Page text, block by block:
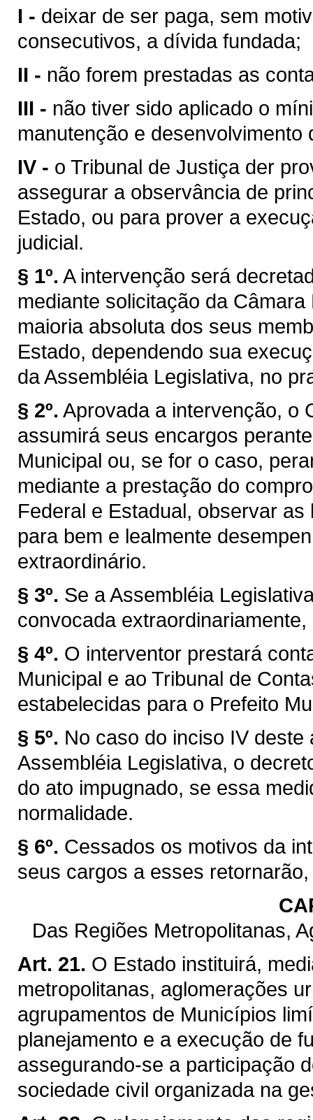
I - deixar de ser paga, sem
consecutivos, a dívida fundada;
II - não forem prestadas as
III - não tiver sido aplicado o
manutenção e desenvolvimento
IV - o Tribunal de Justiça der
assegurar a observância de
Estado, ou para prover a
judicial.
§ 1º. A intervenção será
mediante solicitação da
maioria absoluta dos seus
Estado, dependendo sua
da Assembléia Legislativa, no
§ 2º. Aprovada a intervenção, o
assumirá seus encargos
Municipal ou, se for o caso,
mediante a prestação do
Federal e Estadual, observar
para bem e lealmente
extraordinário.
§ 3º. Se a Assembléia
convocada
§ 4º. O interventor prestará
Municipal e ao Tribunal de
estabelecidas para o Prefeito
§ 5º. No caso do inciso IV
Assembléia Legislativa, o
do ato impugnado, se essa
normalidade.
§ 6º. Cessados os motivos da
seus cargos a esses
Das Regiões Metropolitanas,
Art. 21. O Estado instituirá,
metropolitanas, aglomerações
agrupamentos de Municípios
planejamento e a execução de
assegurando-se a participação
sociedade civil organizada na